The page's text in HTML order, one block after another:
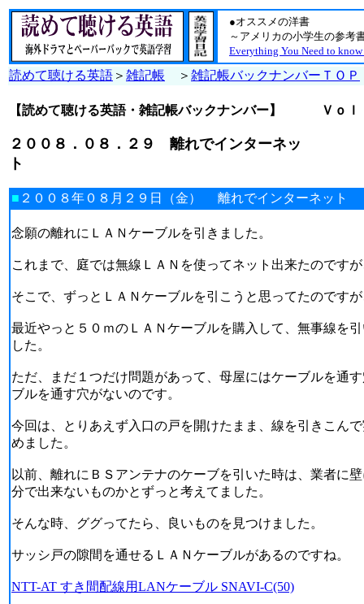
●オススメの洋書
～アメリカの小学生の参考
Everything You Need to
読めて聴ける英語 ＞ 雑記帳 ＞ 雑記帳バックナンバーＴＯＰ
【読めて聴ける英語・雑記帳バックナンバー】 Ｖｏｌ
２００８．０８．２９ 離れでインターネッ
ト
■ ２００８年０８月２９日（金） 離れでインターネット
念願の離れにＬＡＮケーブルを引きました。
これまで、庭では無線ＬＡＮを使ってネット出来たのです
そこで、ずっとＬＡＮケーブルを引こうと思ってたのです
最近やっと５０ｍのＬＡＮケーブルを購入して、無事線を
した。
ただ、まだ１つだけ問題があって、母屋にはケーブルを通
ブルを通す穴がないのです。
今回は、とりあえず入口の戸を開けたまま、線を引きこん
めました。
以前、離れにＢＳアンテナのケーブを引いた時は、業者に
分で出来ないものかとずっと考えてました。
そんな時、ググってたら、良いものを見つけました。
サッシ戸の隙間を通せるＬＡＮケーブルがあるのですね。
NTT-AT すき間配線用LANケーブル SNAVI-C(50)